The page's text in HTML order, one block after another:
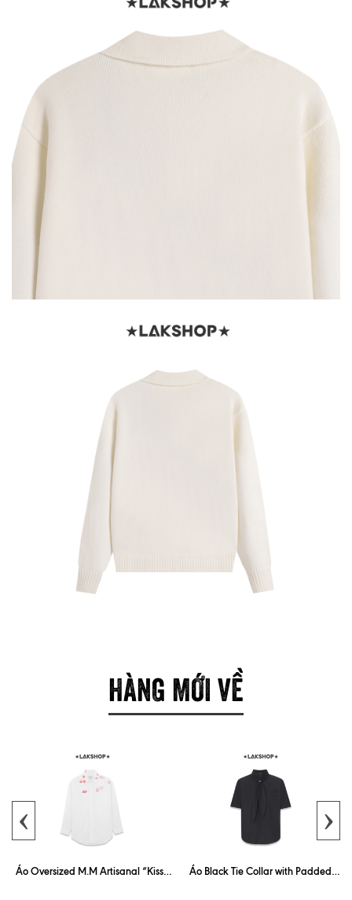
HÀNG MỚI VỀ
Áo Oversized M.M Artisanal “Kiss”
Áo Black Tie Collar with Padded
‹ ›